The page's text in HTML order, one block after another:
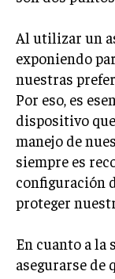
Al utilizar un
exponiendo
nuestras
Por eso, es
dispositivo
manejo de
siempre es
configuración
proteger
En cuanto a la
asegurarse de